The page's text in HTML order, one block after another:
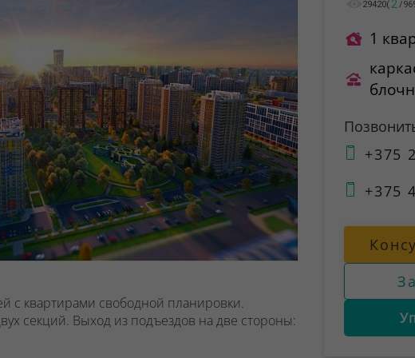
с квартирами свободной планировки.
секций. Выход из подъездов на две стороны:
29420( 2 /
1
+375
+375